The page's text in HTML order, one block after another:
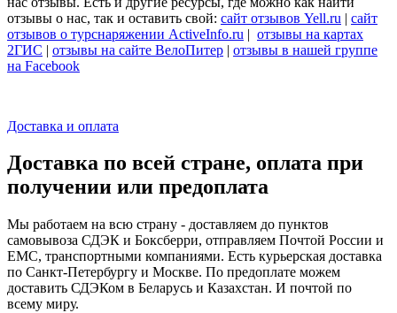
отзывы о нас, так и оставить свой: сайт отзывов Yell.ru | сайт
отзывов о турснаряжении ActiveInfo.ru | отзывы на картах
2ГИС | отзывы на сайте ВелоПитер | отзывы в нашей группе
на Facebook
Доставка и оплата
Доставка по всей стране, оплата при
получении или предоплата
Мы работаем на всю страну - доставляем до пунктов
самовывоза СДЭК и Боксберри, отправляем Почтой России и
ЕМС, транспортными компаниями. Есть курьерская доставка
по Санкт-Петербургу и Москве. По предоплате можем
доставить СДЭКом в Беларусь и Казахстан. И почтой по
всему миру.